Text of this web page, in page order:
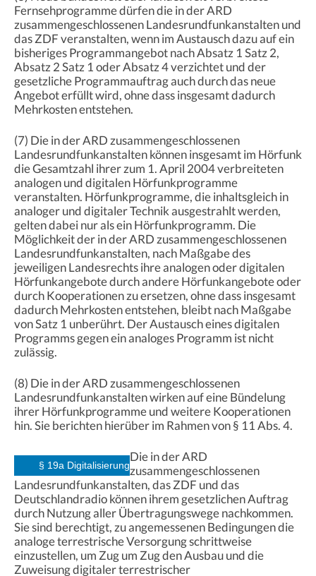
Fernsehprogramme dürfen die in der ARD
zusammengeschlossenen Landesrundfunkanstalten und
das ZDF veranstalten, wenn im Austausch dazu auf ein
bisheriges Programmangebot nach Absatz 1 Satz 2,
Absatz 2 Satz 1 oder Absatz 4 verzichtet und der
gesetzliche Programmauftrag auch durch das neue
Angebot erfüllt wird, ohne dass insgesamt dadurch
Mehrkosten entstehen.
(7) Die in der ARD zusammengeschlossenen
Landesrundfunkanstalten können insgesamt im Hörfunk
die Gesamtzahl ihrer zum 1. April 2004 verbreiteten
analogen und digitalen Hörfunkprogramme
veranstalten. Hörfunkprogramme, die inhaltsgleich in
analoger und digitaler Technik ausgestrahlt werden,
gelten dabei nur als ein Hörfunkprogramm. Die
Möglichkeit der in der ARD zusammengeschlossenen
Landesrundfunkanstalten, nach Maßgabe des
jeweiligen Landesrechts ihre analogen oder digitalen
Hörfunkangebote durch andere Hörfunkangebote oder
durch Kooperationen zu ersetzen, ohne dass insgesamt
dadurch Mehrkosten entstehen, bleibt nach Maßgabe
von Satz 1 unberührt. Der Austausch eines digitalen
Programms gegen ein analoges Programm ist nicht
zulässig.
(8) Die in der ARD zusammengeschlossenen
Landesrundfunkanstalten wirken auf eine Bündelung
ihrer Hörfunkprogramme und weitere Kooperationen
hin. Sie berichten hierüber im Rahmen von § 11 Abs. 4.
§ 19a Digitalisierung
Die in der ARD
zusammengeschlossenen
Landesrundfunkanstalten, das ZDF und das
Deutschlandradio können ihrem gesetzlichen Auftrag
durch Nutzung aller Übertragungswege nachkommen.
Sie sind berechtigt, zu angemessenen Bedingungen die
analoge terrestrische Versorgung schrittweise
einzustellen, um Zug um Zug den Ausbau und die
Zuweisung digitaler terrestrischer